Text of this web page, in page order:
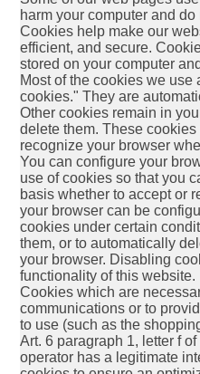
harm your computer and
Cookies help make our
efficient, and secure.
stored on your computer
Most of the cookies we use
cookies." They are
Other cookies remain in
delete them. These
recognize your browser
You can configure your
use of cookies so that you
basis whether to accept or
your browser can be
cookies under certain
them, or to automatically
your browser. Disabling
functionality of this website.
Cookies which are
communications or to
to use (such as the
Art. 6 paragraph 1, letter f
operator has a legitimate